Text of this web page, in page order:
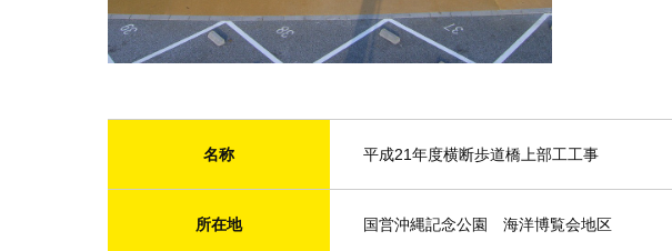
名称 平成21年度横断歩道橋上部工工事
所在地 国営沖縄記念公園 海洋博覧会地区